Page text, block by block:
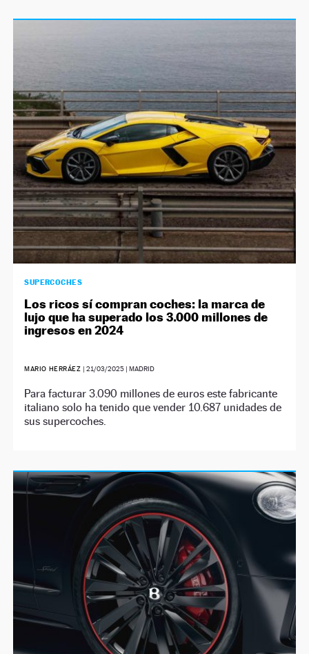
SUPERCOCHES
Los ricos sí compran coches: la marca de
lujo que ha superado los 3.000 millones de
ingresos en 2024
MARIO HERRÁEZ | 21/03/2025| MADRID
Para facturar 3.090 millones de euros este fabricante
italiano solo ha tenido que vender 10.687 unidades de
sus supercoches.